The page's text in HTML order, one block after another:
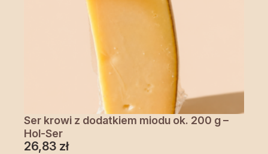
Ser krowi z dodatkiem miodu ok. 200 g –
Hol-Ser
26,83 zł